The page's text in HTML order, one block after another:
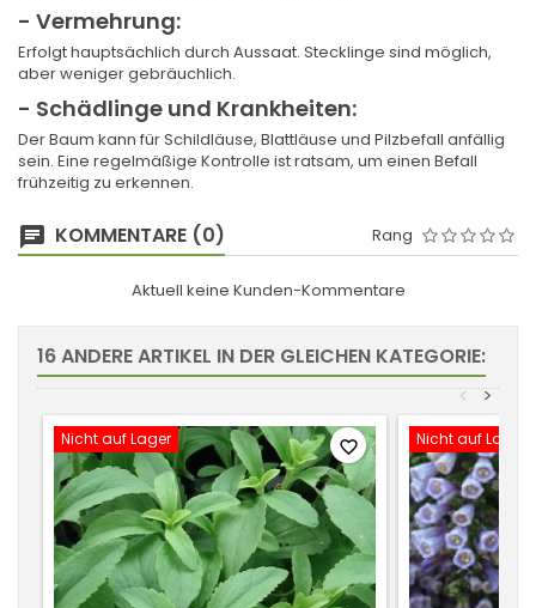
- Vermehrung:
Erfolgt hauptsächlich durch Aussaat. Stecklinge sind möglich,
aber weniger gebräuchlich.
- Schädlinge und Krankheiten:
Der Baum kann für Schildläuse, Blattläuse und Pilzbefall anfällig
sein. Eine regelmäßige Kontrolle ist ratsam, um einen Befall
frühzeitig zu erkennen.
KOMMENTARE (0) Rang
Aktuell keine Kunden-Kommentare
16 ANDERE ARTIKEL IN DER GLEICHEN KATEGORIE:
>
<
Nicht auf Lager favorite_border Nicht auf Lager